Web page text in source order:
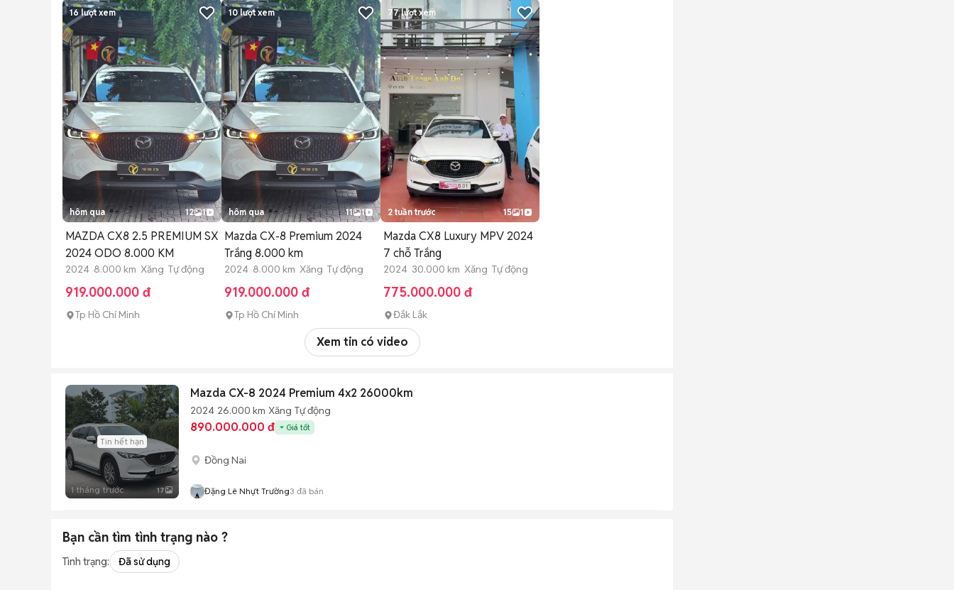
16lượt xem
hôm qua 12 1
MAZDA CX8 2.5 PREMIUM SX
2024 ODO 8.000 KM
2024 8.000 km Xăng Tự động
919.000.000 đ
Tp Hồ Chí Minh
10lượt xem
hôm qua 11 1
Mazda CX-8 Premium 2024
Trắng 8.000 km
2024 8.000 km Xăng Tự động
919.000.000 đ
Tp Hồ Chí Minh
77lượt xem
2 tuần trước 15 1
Mazda CX8 Luxury MPV 2024
7 chỗ Trắng
2024 30.000 km Xăng Tự động
775.000.000 đ
Đắk Lắk
Xem tin có video
Tin hết hạn
1 tháng trước 17
Mazda CX-8 2024 Premium 4x2 26000km
2024 26.000 km Xăng Tự động
890.000.000 đ Giá tốt
Đồng Nai
Đặng Lê Nhựt Trường3 đã bán
Bạn cần tìm tình trạng nào ?
Tình trạng: Đã sử dụng